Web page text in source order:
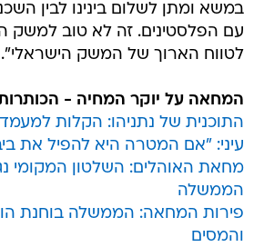
במשא ומתן לשלום בינינו לבין
עם הפלסטינים. זה לא טוב למשק
לטווח הארוך של המשק הישראלי".
המחאה על יוקר המחיה -
התוכנית של נתניהו: הקלות למעמד
עיני: "אם המטרה היא להפיל את
מחאת האוהלים: השלטון המקומי
הממשלה
פירות המחאה: הממשלה בוחנת
והמסים